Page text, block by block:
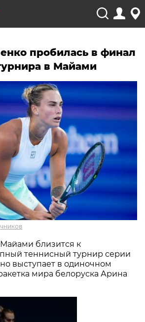
пробилась в финал
в Майами
близится к
теннисный турнир серии
выступает в одиночном
мира белоруска Арина